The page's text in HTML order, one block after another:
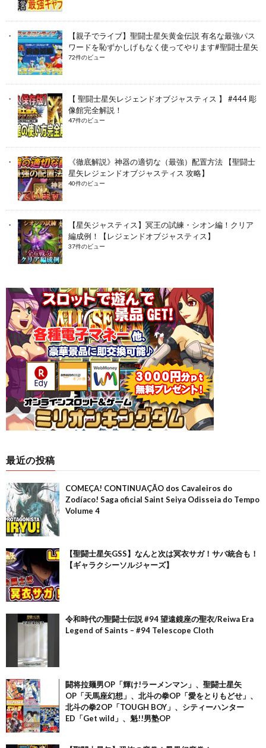
【親子でライブ】聖闘士星矢黄金伝説 有名な最強パス
ワードを恥ずかしげもなく使ってやります#聖闘士星矢
72件のビュー
【 聖闘士星矢レジェンドオブジャスティス 】 #444 彫
像館完全解説！
47件のビュー
《徹底解説》神器の適切な（最強）配置方法 【聖闘士
星矢レジェンドオブジャスティス 攻略】
40件のビュー
【星矢ジャスティス】冥王の試練・シオン編！クリア
編成例！【レジェンドオブジャスティス】
37件のビュー
最近の投稿
COMEÇA! CONTINUAÇÃO dos Cavaleiros do
Zodíaco! Saga oficial Saint Seiya Odisseia do Tempo
Volume 4
【聖闘士星矢GSS】なんと次は冥衣サガ！サバ統合も！
【ギャラクシーソルジャーズ】
令和時代の聖闘士伝説 #94 望遠鏡座の聖衣/Reiwa Era
Legend of Saints – #94 Telescope Cloth
闘将拉麺男OP「輝け!ラーメンマン」、聖闘士星矢
OP「天馬座幻想」、北斗の拳OP「愛をとりもどせ」、
北斗の拳2OP「TOUGH BOY」、シティーハンター
ED「Get wild」、魁!!男塾OP